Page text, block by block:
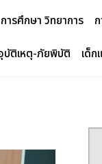
การศึกษา วิทยาการ
บัติเหตุ-ภัยพิบัติ เด็ก